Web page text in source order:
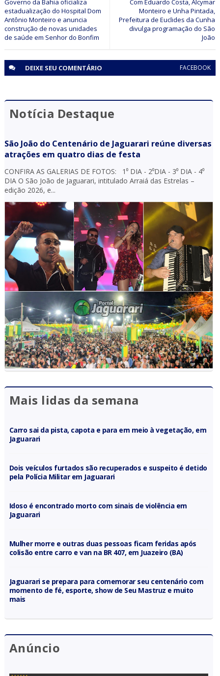
tráfico de drogas em Juazeiro (BA) Com Eduardo Costa, Alcymar
Monteiro e Unha Pintada,
Prefeitura de Euclides da Cunha
divulga programação do São
João
Governo da Bahia oficializa
estadualização do Hospital Dom
Antônio Monteiro e anuncia
construção de novas unidades
de saúde em Senhor do Bonfim
DEIXE SEU COMENTÁRIO FACEBOOK
Notícia Destaque
São João do Centenário de Jaguarari reúne diversas
atrações em quatro dias de festa
CONFIRA AS GALERIAS DE FOTOS: 1⁰ DIA - 2⁰DIA - 3⁰ DIA - 4⁰
DIA O São João de Jaguarari, intitulado Arraiá das Estrelas –
edição 2026, e...
Mais lidas da semana
Carro sai da pista, capota e para em meio à vegetação, em
Jaguarari
Dois veículos furtados são recuperados e suspeito é detido
pela Polícia Militar em Jaguarari
Idoso é encontrado morto com sinais de violência em
Jaguarari
Mulher morre e outras duas pessoas ficam feridas após
colisão entre carro e van na BR 407, em Juazeiro (BA)
Jaguarari se prepara para comemorar seu centenário com
momento de fé, esporte, show de Seu Mastruz e muito
mais
Anúncio